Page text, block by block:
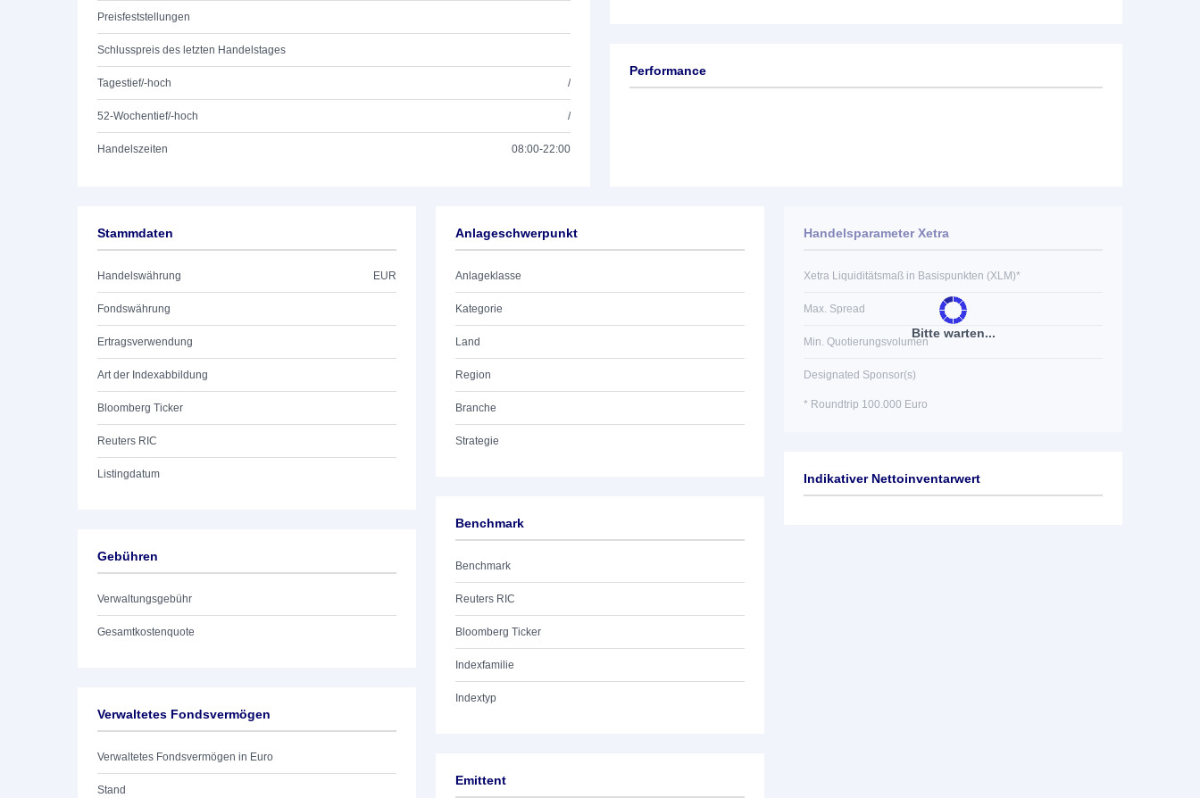
Preisfeststellungen
Schlusspreis des letzten Handelstages
Tagestief/-hoch /
52-Wochentief/-hoch /
Handelszeiten 08:00-22:00
Performance
Stammdaten
Handelswährung EUR
Fondswährung
Ertragsverwendung
Art der Indexabbildung
Bloomberg Ticker
Reuters RIC
Listingdatum
Gebühren
Verwaltungsgebühr
Gesamtkostenquote
Verwaltetes Fondsvermögen
Verwaltetes Fondsvermögen in Euro
Stand
Anlageschwerpunkt
Anlageklasse
Kategorie
Land
Region
Branche
Strategie
Benchmark
Benchmark
Reuters RIC
Bloomberg Ticker
Indexfamilie
Indextyp
Emittent
Bitte warten...
Handelsparameter Xetra
Xetra Liquiditätsmaß in Basispunkten (XLM)*
Max. Spread
Min. Quotierungsvolumen
Designated Sponsor(s)
* Roundtrip 100.000 Euro
Indikativer Nettoinventarwert